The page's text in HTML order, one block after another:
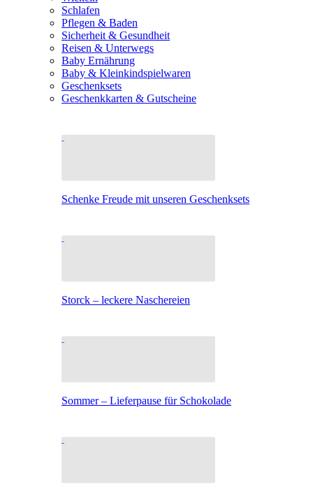
Schlafen
Pflegen & Baden
Sicherheit & Gesundheit
Reisen & Unterwegs
Baby Ernährung
Baby & Kleinkindspielwaren
Geschenksets
Geschenkkarten & Gutscheine
Schenke Freude mit unseren Geschenksets
Storck – leckere Naschereien
Sommer – Lieferpause für Schokolade